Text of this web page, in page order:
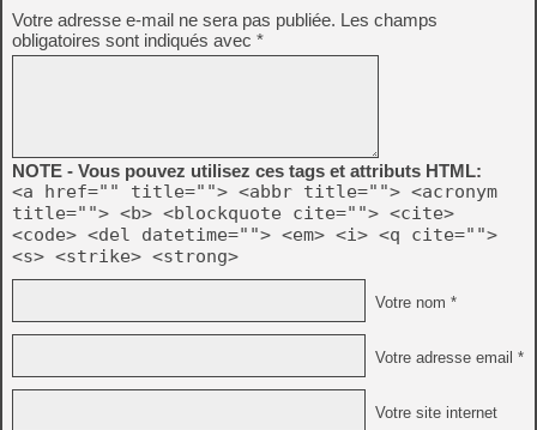
Votre adresse e-mail ne sera pas publiée. Les champs
obligatoires sont indiqués avec *
NOTE - Vous pouvez utilisez ces tags et attributs HTML:
<a href="" title=""> <abbr title=""> <acronym
title=""> <b> <blockquote cite=""> <cite>
<code> <del datetime=""> <em> <i> <q cite="">
<s> <strike> <strong>
Votre nom *
Votre adresse email *
Votre site internet